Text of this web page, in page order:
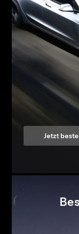
Jetzt